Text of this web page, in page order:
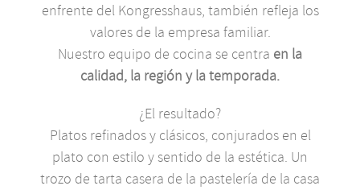
enfrente del Kongresshaus, también refleja los
valores de la empresa familiar.
Nuestro equipo de cocina se centra en la
calidad, la región y la temporada.
¿El resultado?
Platos refinados y clásicos, conjurados en el
plato con estilo y sentido de la estética. Un
trozo de tarta casera de la pastelería de la casa